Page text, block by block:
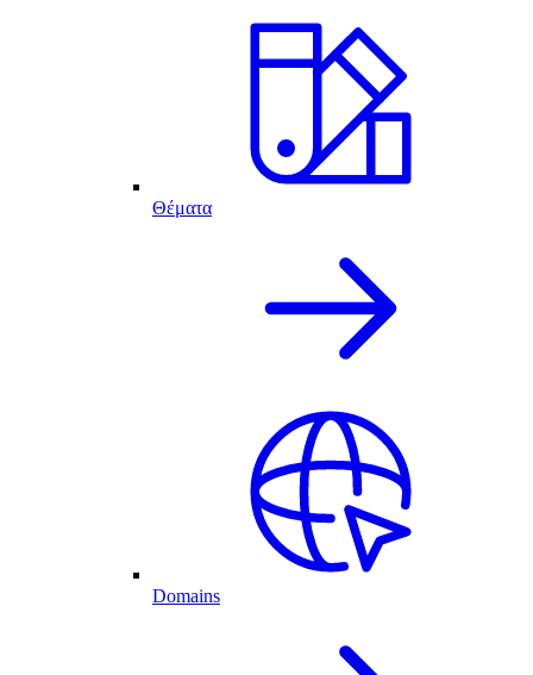
Θέματα
Domains